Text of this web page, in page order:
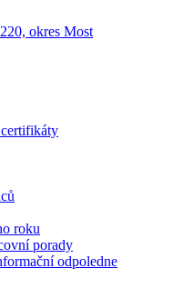
okres Most
roku
porady
odpoledne